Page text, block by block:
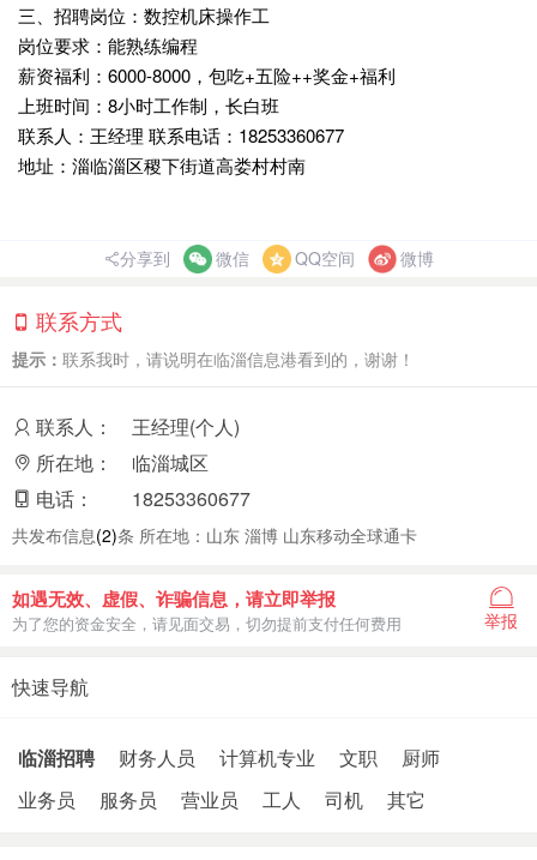
三、招聘岗位：数控机床操作工
岗位要求：能熟练编程
薪资福利：6000-8000，包吃+五险++奖金+福利
上班时间：8小时工作制，长白班
联系人：王经理 联系电话：18253360677
地址：淄临淄区稷下街道高娄村村南
分享到 微信 QQ空间 微博
联系方式
提示： 联系我时，请说明在临淄信息港看到的，谢谢！
联系人：
王经理(个人)
所在地：
临淄城区
电话：
18253360677
共发布信息(2)条 所在地：山东 淄博 山东移动全球通卡
如遇无效、虚假、诈骗信息，请立即举报
为了您的资金安全，请见面交易，切勿提前支付任何费用 举报
快速导航
临淄招聘 财务人员 计算机专业 文职
厨师
业务员
服务员 营业员 工人 司机 其它